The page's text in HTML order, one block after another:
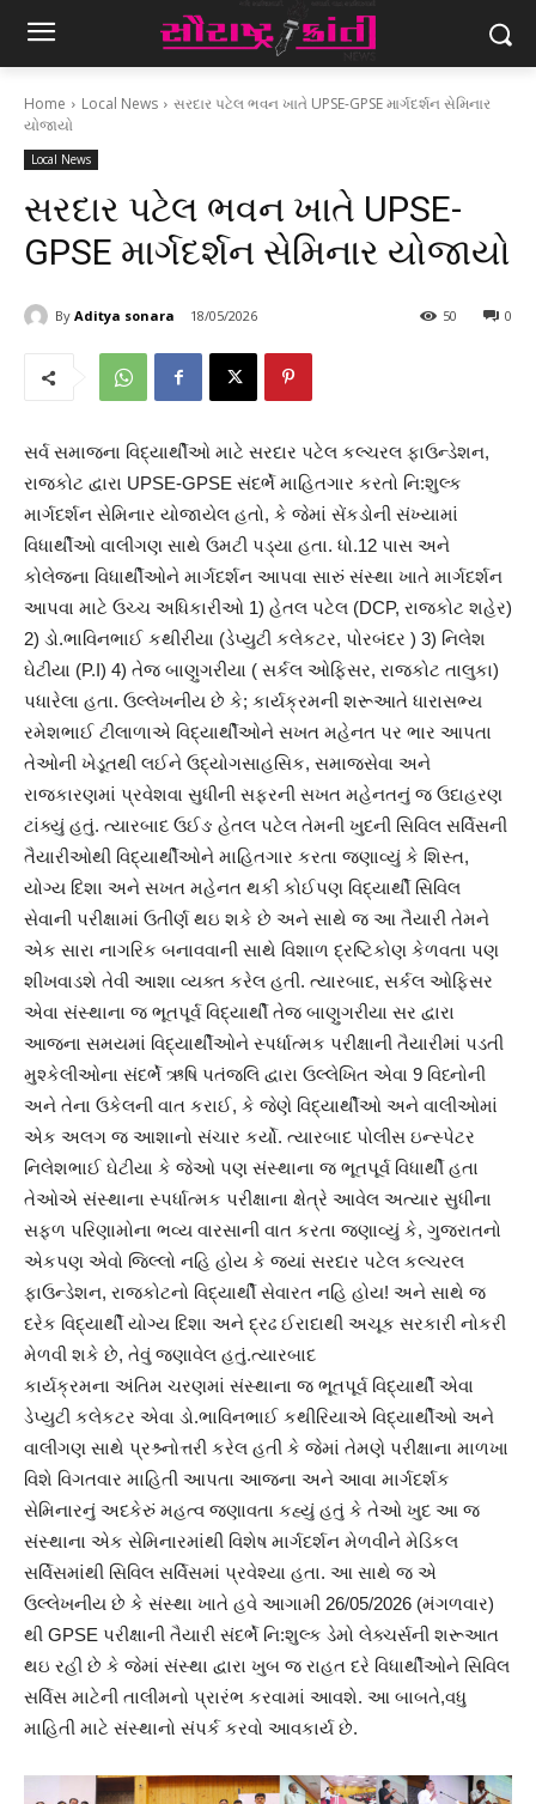
Home Local News
સરદાર પટેલ ભવન ખાતે UPSE-GPSE માર્ગદર્શન સેમિનાર
યોજાયો
Local News
સરદાર પટેલ ભવન ખાતે UPSE-
GPSE માર્ગદર્શન સેમિનાર યોજાયો
By Aditya sonara 18/05/2026 0
50
સર્વ સમાજના વિદ્યાર્થીઓ માટે સરદાર પટેલ કલ્ચરલ ફાઉન્ડેશન,
રાજકોટ દ્વારા UPSE-GPSE સંદર્ભે માહિતગાર કરતો નિ:શુલ્ક
માર્ગદર્શન સેમિનાર યોજાયેલ હતો, કે જેમાં સેંકડોની સંખ્યામાં
વિધાર્થીઓ વાલીગણ સાથે ઉમટી પડ્યા હતા. ધો.12 પાસ અને
કોલેજના વિધાર્થીઓને માર્ગદર્શન આપવા સારું સંસ્થા ખાતે માર્ગદર્શન
આપવા માટે ઉચ્ચ અધિકારીઓ 1) હેતલ પટેલ (DCP, રાજકોટ શહેર)
2) ડો.ભાવિનભાઈ કથીરીયા (ડેપ્યુટી કલેકટર, પોરબંદર ) 3) નિલેશ
ઘેટીયા (P.I) 4) તેજ બાણુગરીયા ( સર્કલ ઓફિસર, રાજકોટ તાલુકા)
પધારેલા હતા. ઉલ્લેખનીય છે કે; કાર્યક્રમની શરૂઆતે ધારાસભ્ય
રમેશભાઈ ટીલાળાએ વિદ્યાર્થીઓને સખત મહેનત પર ભાર આપતા
તેઓની ખેડૂતથી લઈને ઉદ્યોગસાહસિક, સમાજસેવા અને
રાજકારણમાં પ્રવેશવા સુધીની સફરની સખત મહેનતનું જ ઉદાહરણ
ટાંક્યું હતું. ત્યારબાદ ઉઈઙ હેતલ પટેલ તેમની ખુદની સિવિલ સર્વિસની
તૈયારીઓથી વિદ્યાર્થીઓને માહિતગાર કરતા જણાવ્યું કે શિસ્ત,
યોગ્ય દિશા અને સખત મહેનત થકી કોઈપણ વિદ્યાર્થી સિવિલ
સેવાની પરીક્ષામાં ઉતીર્ણ થઇ શકે છે અને સાથે જ આ તૈયારી તેમને
એક સારા નાગરિક બનાવવાની સાથે વિશાળ દ્રષ્ટિકોણ કેળવતા પણ
શીખવાડશે તેવી આશા વ્યક્ત કરેલ હતી. ત્યારબાદ, સર્કલ ઓફિસર
એવા સંસ્થાના જ ભૂતપૂર્વ વિદ્યાર્થી તેજ બાણુગરીયા સર દ્વારા
આજના સમયમાં વિદ્યાર્થીઓને સ્પર્ધાત્મક પરીક્ષાની તૈયારીમાં પડતી
મુશ્કેલીઓના સંદર્ભે ઋષિ પતંજલિ દ્વારા ઉલ્લેખિત એવા 9 વિધ્નોની
અને તેના ઉકેલની વાત કરાઈ, કે જેણે વિદ્યાર્થીઓ અને વાલીઓમાં
એક અલગ જ આશાનો સંચાર કર્યો. ત્યારબાદ પોલીસ ઇન્સ્પેટર
નિલેશભાઈ ઘેટીયા કે જેઓ પણ સંસ્થાના જ ભૂતપૂર્વ વિધાર્થી હતા
તેઓએ સંસ્થાના સ્પર્ધાત્મક પરીક્ષાના ક્ષેત્રે આવેલ અત્યાર સુધીના
સફળ પરિણામોના ભવ્ય વારસાની વાત કરતા જણાવ્યું કે, ગુજરાતનો
એકપણ એવો જિલ્લો નહિ હોય કે જયાં સરદાર પટેલ કલ્ચરલ
ફાઉન્ડેશન, રાજકોટનો વિદ્યાર્થી સેવારત નહિ હોય! અને સાથે જ
દરેક વિદ્યાર્થી યોગ્ય દિશા અને દ્રઢ ઈરાદાથી અચૂક સરકારી નોકરી
મેળવી શકે છે, તેવું જણાવેલ હતું.ત્યારબાદ
કાર્યક્રમના અંતિમ ચરણમાં સંસ્થાના જ ભૂતપૂર્વ વિદ્યાર્થી એવા
ડેપ્યુટી કલેકટર એવા ડો.ભાવિનભાઈ કથીરિયાએ વિદ્યાર્થીઓ અને
વાલીગણ સાથે પ્રશ્ર્નોત્તરી કરેલ હતી કે જેમાં તેમણે પરીક્ષાના માળખા
વિશે વિગતવાર માહિતી આપતા આજના અને આવા માર્ગદર્શક
સેમિનારનું અદકેરું મહત્વ જણાવતા કહ્યું હતું કે તેઓ ખુદ આ જ
સંસ્થાના એક સેમિનારમાંથી વિશેષ માર્ગદર્શન મેળવીને મેડિકલ
સર્વિસમાંથી સિવિલ સર્વિસમાં પ્રવેશ્યા હતા. આ સાથે જ એ
ઉલ્લેખનીય છે કે સંસ્થા ખાતે હવે આગામી 26/05/2026 (મંગળવાર)
થી GPSE પરીક્ષાની તૈયારી સંદર્ભે નિ:શુલ્ક ડેમો લેક્ચર્સની શરૂઆત
થઇ રહી છે કે જેમાં સંસ્થા દ્વારા ખુબ જ રાહત દરે વિધાર્થીઓને સિવિલ
સર્વિસ માટેની તાલીમનો પ્રારંભ કરવામાં આવશે. આ બાબતે,વધુ
માહિતી માટે સંસ્થાનો સંપર્ક કરવો આવકાર્ય છે.